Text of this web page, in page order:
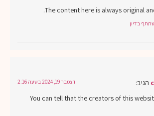
The content here is always original
בדיון
הגיב: דצמבר 19, 2024 בשעה 2:16
You can tell that the creators of this